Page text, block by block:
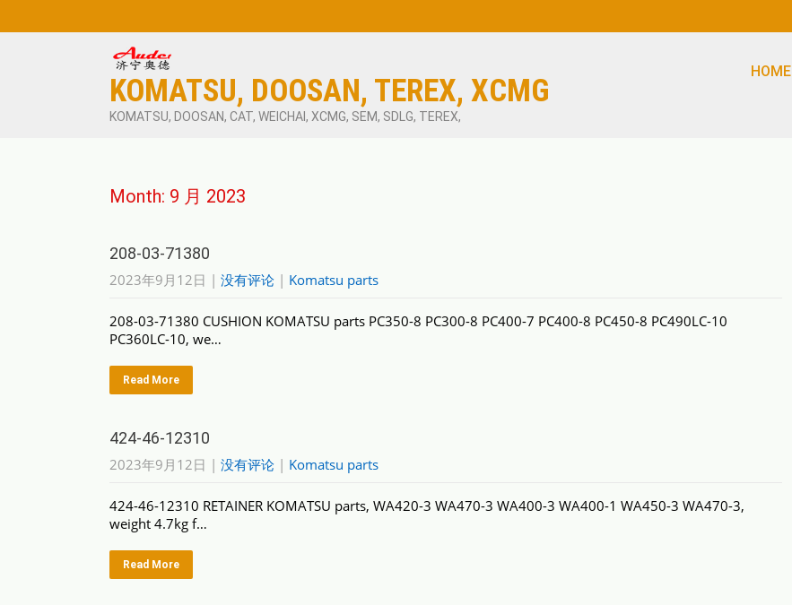
KOMATSU, DOOSAN, TEREX, XCMG
KOMATSU, DOOSAN, CAT, WEICHAI, XCMG, SEM, SDLG, TEREX,
HOME
Month: 9 月 2023
208-03-71380
2023年9月12日 | 没有评论 | Komatsu parts
208-03-71380 CUSHION KOMATSU parts PC350-8 PC300-8 PC400-7 PC400-8 PC450-8 PC490LC-10
PC360LC-10, we…
Read More
424-46-12310
2023年9月12日 | 没有评论 | Komatsu parts
424-46-12310 RETAINER KOMATSU parts, WA420-3 WA470-3 WA400-3 WA400-1 WA450-3 WA470-3,
weight 4.7kg f…
Read More